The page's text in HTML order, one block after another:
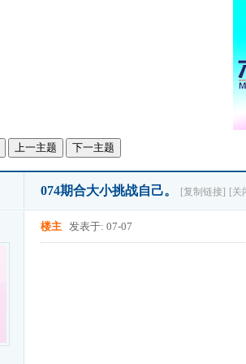
上一主题 下一主题
074期合大小挑战自己。 [复制链接] [关
楼主 发表于: 07-07